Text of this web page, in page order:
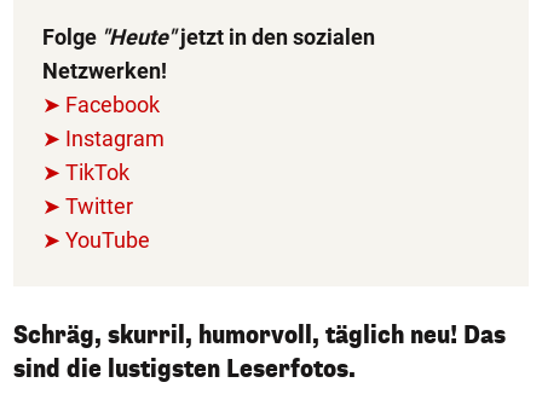
Folge "Heute"jetzt in den sozialen
Netzwerken!
➤ Facebook
➤ Instagram
➤ TikTok
➤ Twitter
➤ YouTube
Schräg, skurril, humorvoll, täglich neu! Das
sind die lustigsten Leserfotos.
1/50